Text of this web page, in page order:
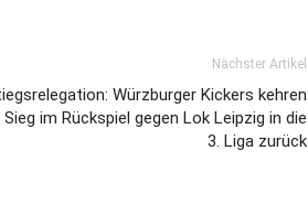
Nächster Artikel
Würzburger Kickers kehren
im Rückspiel gegen Lok Leipzig in die
3. Liga zurück